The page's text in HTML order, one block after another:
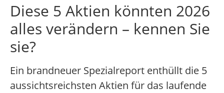
Diese 5 Aktien könnten 2026
alles verändern – kennen Sie
sie?
Ein brandneuer Spezialreport enthüllt die 5
aussichtsreichsten Aktien für das laufende